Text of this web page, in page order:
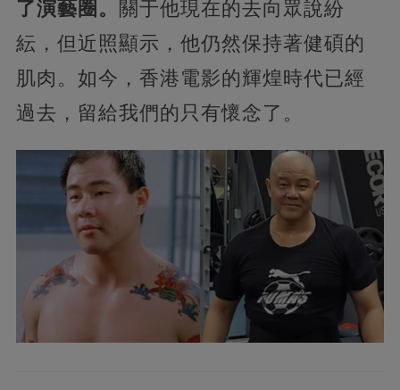
了演藝圈。 關于他現在的去向眾說紛
紜，但近照顯示，他仍然保持著健碩的
肌肉。如今，香港電影的輝煌時代已經
過去，留給我們的只有懷念了。